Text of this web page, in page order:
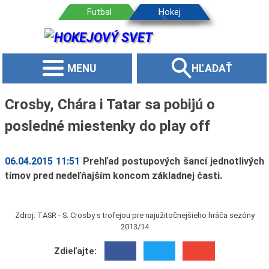
MENU HĽADAŤ
Crosby, Chára i Tatar sa pobijú o
posledné miestenky do play off
06.04.2015 11:51 Prehľad postupových šancí jednotlivých
tímov pred nedeľňajším koncom základnej časti.
Zdroj: TASR - S. Crosby s trofejou pre najužitočnejšieho hráča sezóny
2013/14
Zdieľajte: